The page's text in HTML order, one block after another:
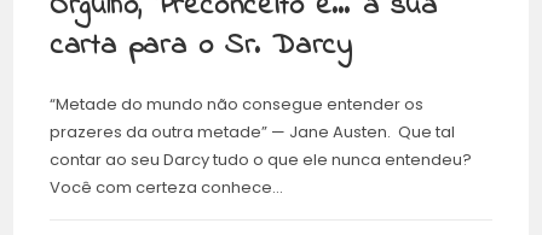
carta para o Sr. Darcy
“Metade do mundo não consegue entender os
prazeres da outra metade” — Jane Austen. Que tal
contar ao seu Darcy tudo o que ele nunca entendeu?
Você com certeza conhece…